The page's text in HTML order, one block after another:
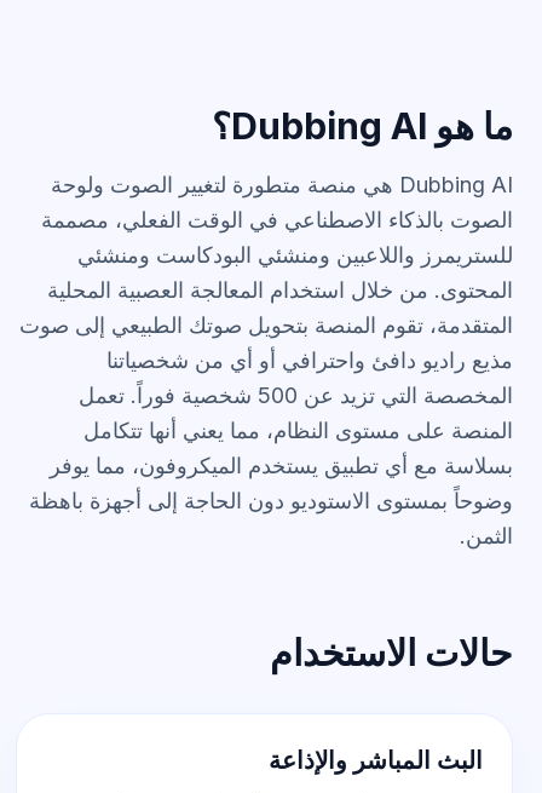
ما هو Dubbing AI؟
Dubbing AI هي منصة متطورة لتغيير الصوت ولوحة
الصوت بالذكاء الاصطناعي في الوقت الفعلي، مصممة
للستريمرز واللاعبين ومنشئي البودكاست ومنشئي
المحتوى. من خلال استخدام المعالجة العصبية المحلية
المتقدمة، تقوم المنصة بتحويل صوتك الطبيعي إلى صوت
مذيع راديو دافئ واحترافي أو أي من شخصياتنا
المخصصة التي تزيد عن 500 شخصية فوراً. تعمل
المنصة على مستوى النظام، مما يعني أنها تتكامل
بسلاسة مع أي تطبيق يستخدم الميكروفون، مما يوفر
وضوحاً بمستوى الاستوديو دون الحاجة إلى أجهزة باهظة
الثمن.
حالات الاستخدام
البث المباشر والإذاعة